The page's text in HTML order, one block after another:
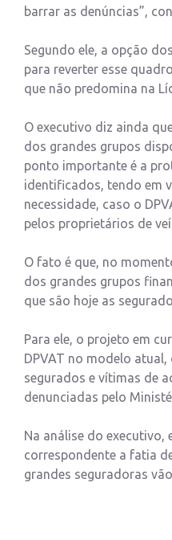
barrar as denúncias”,
Segundo ele, a opção
para reverter esse
que não predomina na
O executivo diz ainda
dos grandes grupos
ponto importante é a
identificados, tendo em
necessidade, caso o
pelos proprietários de
O fato é que, no
dos grandes grupos
que são hoje as
Para ele, o projeto em
DPVAT no modelo
segurados e vítimas de
denunciadas pelo
Na análise do executivo,
correspondente a fatia
grandes seguradoras